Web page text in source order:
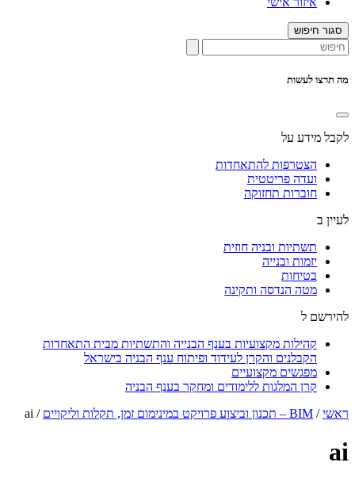
סגור חיפוש
מה תרצו לעשות
לקבל מידע על
הצטרפות להתאחדות
ועדה פריטטית
חוברות תחזוקה
לעיין ב
תשתיות ובניה חוזית
יזמות ובנייה
בטיחות
מטה הנדסה ותקינה
להירשם ל
קהילות מקצועיות בענף הבנייה והתשתיות מבית התאחדות
הקבלנים והקרן לעידוד ופיתוח ענף הבניה בישראל
מפגשים מקצועיים
קרן המלגות ללימודים ומחקר בענף הבניה
ראשי/ BIM – תכנון וביצוע פרויקט במינימום זמן, תקלות וליקויים /
ai
ai